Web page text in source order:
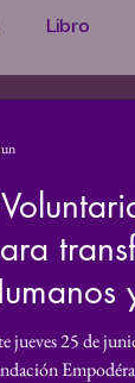
Libro
Voz
a
jueves 25 de